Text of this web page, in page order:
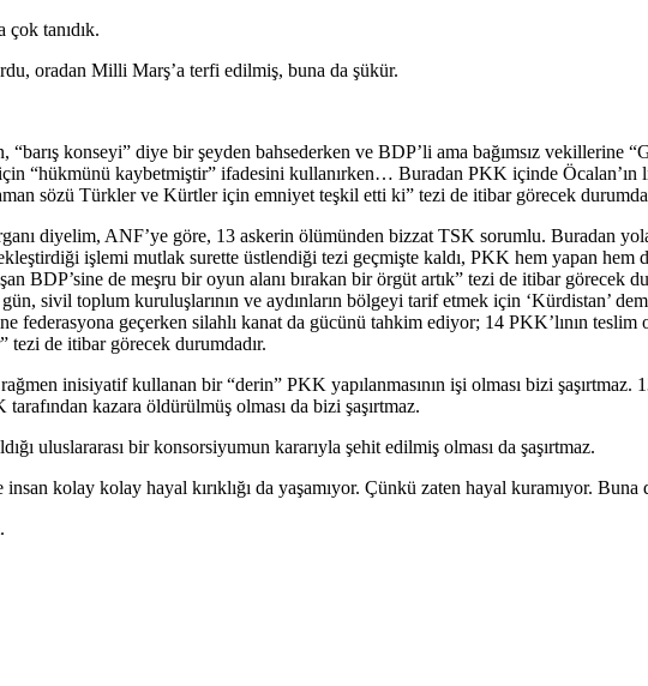
tanıdık.
oradan Milli Marş’a terfi edilmiş, buna da şükür.
konseyi” diye bir şeyden bahsederken ve BDP’li ama bağımsız vekillerine
“hükmünü kaybetmiştir” ifadesini kullanırken… Buradan PKK içinde Öcalan’ın
sözü Türkler ve Kürtler için emniyet teşkil etti ki” tezi de itibar görecek
diyelim, ANF’ye göre, 13 askerin ölümünden bizzat TSK sorumlu. Buradan yola
işlemi mutlak surette üstlendiği tezi geçmişte kaldı, PKK hem yapan hem
BDP’sine de meşru bir oyun alanı bırakan bir örgüt artık” tezi de itibar
sivil toplum kuruluşlarının ve aydınların bölgeyi tarif etmek için ‘Kürdistan’
federasyona geçerken silahlı kanat da gücünü tahkim ediyor; 14 PKK’lının
tezi de itibar görecek durumdadır.
inisiyatif kullanan bir “derin” PKK yapılanmasının işi olması bizi
kazara öldürülmüş olması da bizi şaşırtmaz.
uluslararası bir konsorsiyumun kararıyla şehit edilmiş olması da şaşırtmaz.
kolay kolay hayal kırıklığı da yaşamıyor. Çünkü zaten hayal kuramıyor.